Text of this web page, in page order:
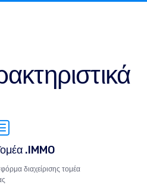
.IMMO
διαχείρισης τομέα